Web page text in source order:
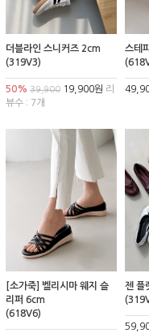
더블라인 스니커즈 2cm
(319V3)
50% 39,900 19,900원 리
뷰수 : 7개
스테
[소가죽] 벨리시마 웨지 슬
리퍼 6cm
(618V6)
젠 플